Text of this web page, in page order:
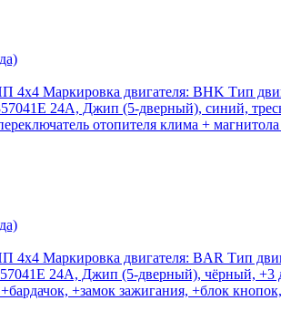
Маркировка двигателя: BHK Тип
24A, Джип (5-дверный), синий,
отопителя клима +
Маркировка двигателя: BAR Тип
24A, Джип (5-дверный), чёрный, +3
+замок зажигания, +блок